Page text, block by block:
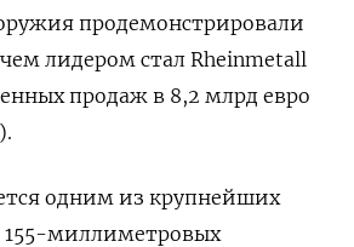
продемонстрировали
лидером стал Rheinmetall
продаж в 8,2 млрд евро
одним из крупнейших
155-миллиметровых